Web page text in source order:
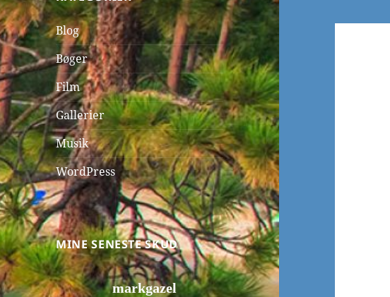
Blog
Bøger
Film
Gallerier
Musik
WordPress
MINE SENESTE SKUD
markgazel